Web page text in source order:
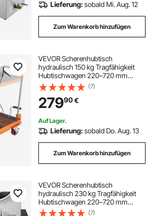
Lieferung:sobald Mi. Aug. 12
Zum Warenkorb hinzufügen
VEVOR Scherenhubtisch
hydraulisch 150 kg Tragfähigkeit
Hubtischwagen 220–720 mm
Hubbereich Hubtisch Werkstatt 700
x 450 mm Plattform
Scherenhubwagen Einzelschere für
Fabriken Lagerhäuser Supermärkte
(7)
27990€
Auf Lager.
Lieferung:sobald Do. Aug. 13
Zum Warenkorb hinzufügen
VEVOR Scherenhubtisch
hydraulisch 230 kg Tragfähigkeit
Hubtischwagen 220–720 mm
Hubbereich Hubtisch Werkstatt 700
(7)